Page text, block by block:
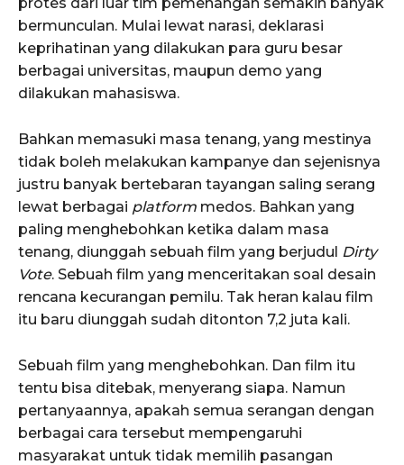
bermunculan. Mulai lewat narasi, deklarasi
keprihatinan yang dilakukan para guru besar
berbagai universitas, maupun demo yang
dilakukan mahasiswa.
Bahkan memasuki masa tenang, yang mestinya
tidak boleh melakukan kampanye dan sejenisnya
justru banyak bertebaran tayangan saling serang
lewat berbagai platform medos. Bahkan yang
paling menghebohkan ketika dalam masa
tenang, diunggah sebuah film yang berjudul Dirty
Vote. Sebuah film yang menceritakan soal desain
rencana kecurangan pemilu. Tak heran kalau film
itu baru diunggah sudah ditonton 7,2 juta kali.
Sebuah film yang menghebohkan. Dan film itu
tentu bisa ditebak, menyerang siapa. Namun
pertanyaannya, apakah semua serangan dengan
berbagai cara tersebut mempengaruhi
masyarakat untuk tidak memilih pasangan